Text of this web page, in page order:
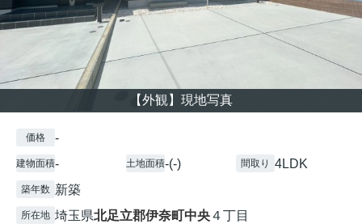
【外観】現地写真
価格 -
建物面積- 土地面積-(-) 間取り 4LDK
築年数 新築
所在地 埼玉県北足立郡伊奈町中央４丁目